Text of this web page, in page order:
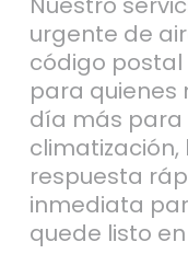
urgente de
código postal
para quienes
día más
respuesta
inmediata
quede listo